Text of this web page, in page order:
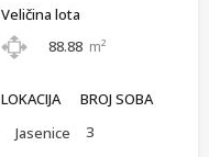
Veličina lota
88.88 m²
LOKACIJA
Jasenice
BROJ SOBA
3